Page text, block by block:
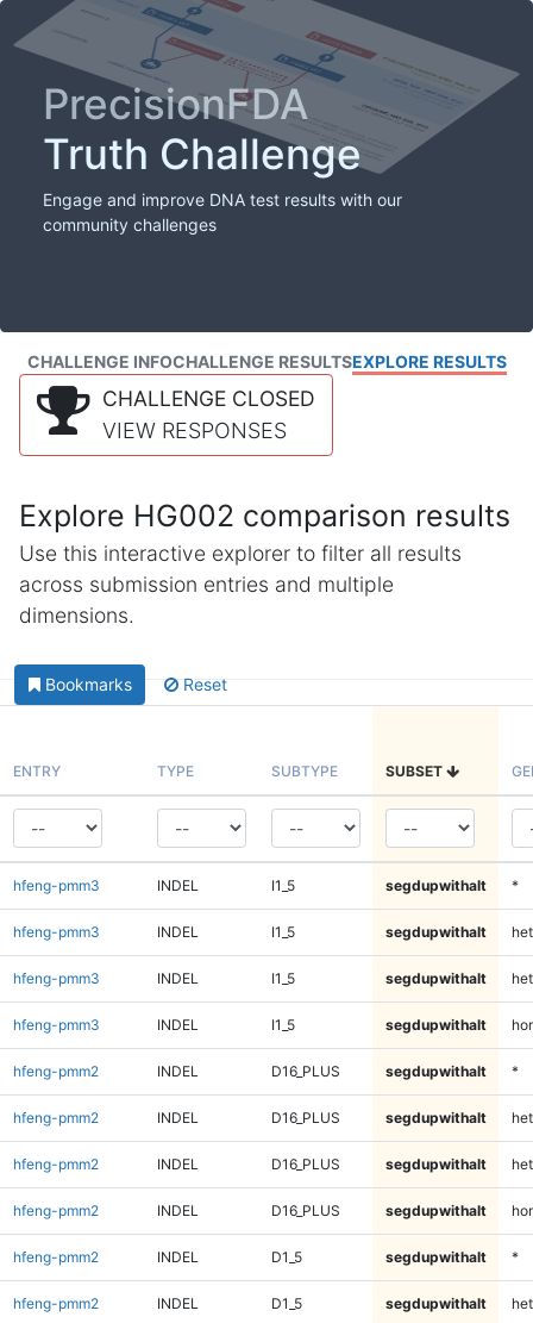
PrecisionFDA
Truth Challenge
Engage and improve DNA test results with our
community challenges
CHALLENGE INFOCHALLENGE RESULTSEXPLORE RESULTS
CHALLENGE CLOSED
VIEW RESPONSES
Explore HG002 comparison results
Use this interactive explorer to filter all results
across submission entries and multiple
dimensions.
Bookmarks Reset
ENTRY TYPE SUBTYPE SUBSET
hfeng-pmm3 INDEL I1_5 segdupwithalt *
hfeng-pmm3 INDEL I1_5 segdupwithalt het
hfeng-pmm3 INDEL I1_5 segdupwithalt
hfeng-pmm3 INDEL I1_5 segdupwithalt
hfeng-pmm2 INDEL D16_PLUS segdupwithalt *
hfeng-pmm2 INDEL D16_PLUS segdupwithalt het
hfeng-pmm2 INDEL D16_PLUS segdupwithalt
hfeng-pmm2 INDEL D16_PLUS segdupwithalt
hfeng-pmm2 INDEL D1_5 segdupwithalt *
hfeng-pmm2 INDEL D1_5 segdupwithalt het